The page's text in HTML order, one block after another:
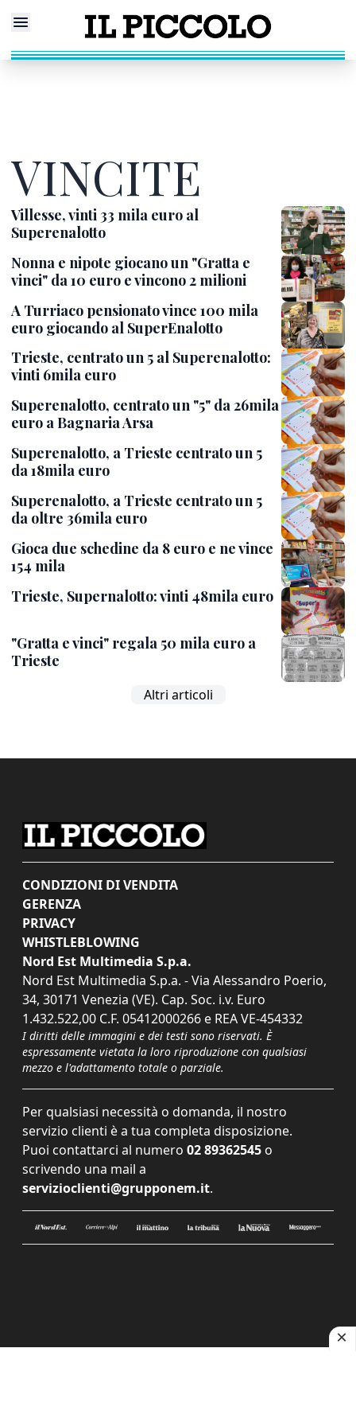
VINCITE
Villesse, vinti 33 mila euro al
Superenalotto
Nonna e nipote giocano un "Gratta e
vinci" da 10 euro e vincono 2 milioni
A Turriaco pensionato vince 100 mila
euro giocando al SuperEnalotto
Trieste, centrato un 5 al Superenalotto:
vinti 6mila euro
Superenalotto, centrato un "5" da 26mila
euro a Bagnaria Arsa
Superenalotto, a Trieste centrato un 5
da 18mila euro
Superenalotto, a Trieste centrato un 5
da oltre 36mila euro
Gioca due schedine da 8 euro e ne vince
154 mila
Trieste, Supernalotto: vinti 48mila euro
"Gratta e vinci" regala 50 mila euro a
Trieste
Altri articoli
CONDIZIONI DI VENDITA
GERENZA
PRIVACY
WHISTLEBLOWING
Nord Est Multimedia S.p.a.
Nord Est Multimedia S.p.a. - Via Alessandro Poerio,
34, 30171 Venezia (VE). Cap. Soc. i.v. Euro
1.432.522,00 C.F. 05412000266 e REA VE-454332
I diritti delle immagini e dei testi sono riservati. È
espressamente vietata la loro riproduzione con qualsiasi
mezzo e l'adattamento totale o parziale.
Per qualsiasi necessità o domanda, il nostro
servizio clienti è a tua completa disposizione.
Puoi contattarci al numero 02 89362545 o
scrivendo una mail a
servizioclienti@grupponem.it.